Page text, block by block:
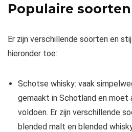
Populaire soorten
Er zijn verschillende soorten en
hieronder toe:
Schotse whisky: vaak
gemaakt in Schotland en moet
voldoen. Er zijn verschillende
blended malt en blended